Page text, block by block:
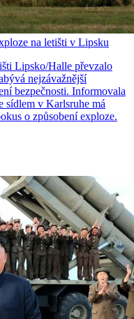
na letišti v Lipsku
Lipsko/Halle převzalo
nejzávažnější
bezpečnosti. Informovala
sídlem v Karlsruhe má
o způsobení exploze.